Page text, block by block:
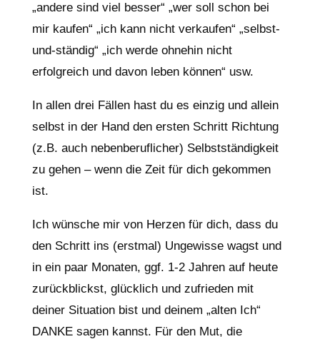
„andere sind viel besser“ „wer soll schon bei
mir kaufen“ „ich kann nicht verkaufen“ „selbst-
und-ständig“ „ich werde ohnehin nicht
erfolgreich und davon leben können“ usw.
In allen drei Fällen hast du es einzig und allein
selbst in der Hand den ersten Schritt Richtung
(z.B. auch nebenberuflicher) Selbstständigkeit
zu gehen – wenn die Zeit für dich gekommen
ist.
Ich wünsche mir von Herzen für dich, dass du
den Schritt ins (erstmal) Ungewisse wagst und
in ein paar Monaten, ggf. 1-2 Jahren auf heute
zurückblickst, glücklich und zufrieden mit
deiner Situation bist und deinem „alten Ich“
DANKE sagen kannst. Für den Mut, die